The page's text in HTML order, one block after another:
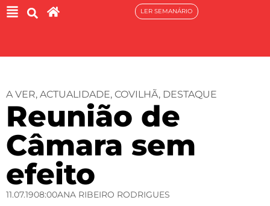
LER SEMANÁRIO
A VER, ACTUALIDADE, COVILHÃ, DESTAQUE
Reunião de
Câmara sem
efeito
11.07.1908:00ANA RIBEIRO RODRIGUES